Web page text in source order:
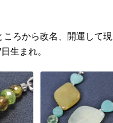
ろから改名、開運して現
生まれ。